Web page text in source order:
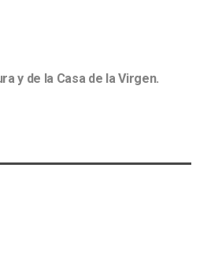
y de la Casa de la Virgen.